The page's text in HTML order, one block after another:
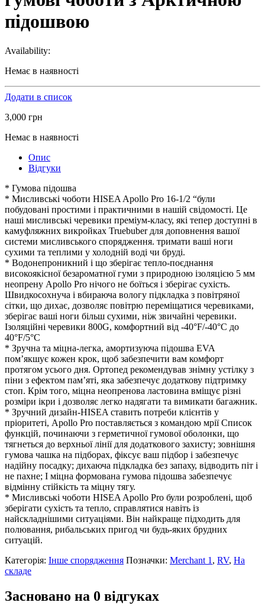
підошвою
Availability:
Немає в наявності
Додати в список
3,000 грн
Немає в наявності
Опис
Відгуки
* Гумова підошва
* Мисливські чоботи HISEA Apollo Pro 16-1/2 “були
побудовані простими і практичними в нашій свідомості. Це
наші мисливські черевики преміум-класу, які тепер доступні в
камуфляжних викройках Truebuber для доповнення вашої
системи мисливського спорядження. тримати ваші ноги
сухими та теплими у холодній воді чи бруді.
* Водонепроникний і що зберігає тепло-поєднання
високоякісної безароматної гуми з природною ізоляцією 5 мм
неопрену Apollo Pro нічого не боїться і зберігає сухість.
Швидкосохнуча і вбираюча вологу підкладка з повітряної
сітки, що дихає, дозволяє повітрю переміщатися черевиками,
зберігає ваші ноги більш сухими, ніж звичайні черевики.
Ізоляційні черевики 800G, комфортний від -40°F/-40°C до
40°F/5°C
* Зручна та міцна-легка, амортизуюча підошва EVA
пом’якшує кожен крок, щоб забезпечити вам комфорт
протягом усього дня. Ортопед рекомендував знімну устілку з
піни з ефектом пам’яті, яка забезпечує додаткову підтримку
стоп. Крім того, міцна неопренова ластовина вміщує різні
розміри ікри і дозволяє легко надягати та вимикати багажник.
* Зручний дизайн-HISEA ставить потреби клієнтів у
пріоритеті, Apollo Pro поставляється з командою мрії Список
функцій, починаючи з герметичної гумової оболонки, що
тягнеться до верхньої лінії для додаткового захисту; зовнішня
гумова чашка на підборах, фіксує ваш підбор і забезпечує
надійну посадку; дихаюча підкладка без запаху, відводить піт і
не пахне; І міцна формована гумова підошва забезпечує
відмінну стійкість та міцну тягу.
* Мисливські чоботи HISEA Apollo Pro були розроблені, щоб
зберігати сухість та тепло, справлятися навіть із
найскладнішими ситуаціями. Він найкраще підходить для
полювання, рибальських пригод чи будь-яких брудних
ситуацій.
Категорія: Інше спорядження Позначки: Merchant 1 , RV, На
складе
Засновано на 0 відгуках